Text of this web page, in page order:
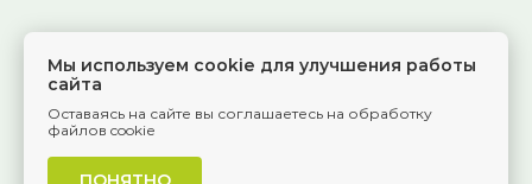
Мы используем cookie для улучшения работы
сайта
Оставаясь на сайте вы соглашаетесь на обработку
файлов cookie